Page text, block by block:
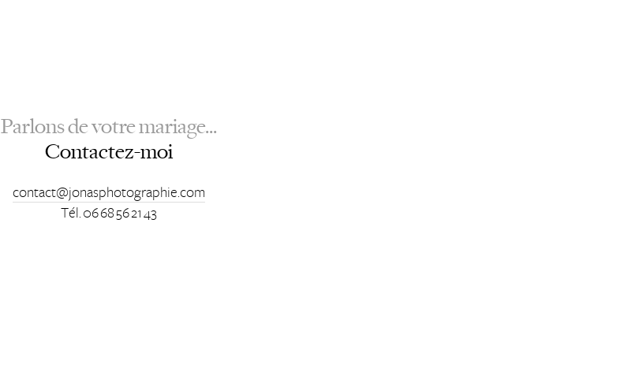
Parlons de votre mariage...
Contactez-moi
contact@jonasphotographie.com
Tél. 06 68 56 21 43